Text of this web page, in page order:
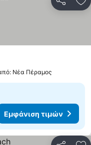
Νέα Πέραμος
Εμφάνιση τιμών